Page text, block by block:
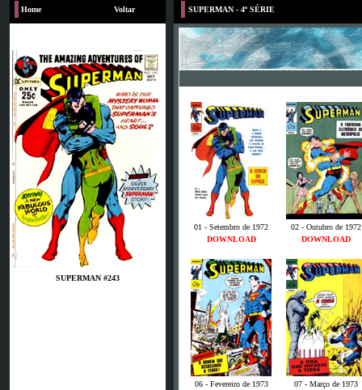
Home Voltar
SUPERMAN #243
SUPERMAN - 4ª SÉRIE
01 - Setembro de 1972
02 - Outubro de 1972
DOWNLOAD
DOWNLOAD
06 - Fevereiro de 1973
07 - Março de 1973